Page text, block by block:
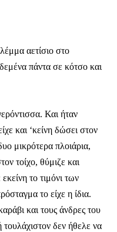
αετίσιο στο
πάντα σε κότσο και
Και ήταν
και ‘κείνη δώσει στον
μικρότερα πλοιάρια,
τοίχο, θύμιζε και
το τιμόνι των
το είχε η ίδια.
και τους άνδρες του
δεν ήθελε να